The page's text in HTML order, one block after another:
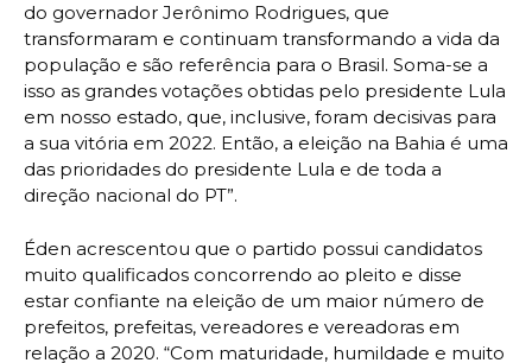
do governador Jerônimo Rodrigues, que
transformaram e continuam transformando a vida da
população e são referência para o Brasil. Soma-se a
isso as grandes votações obtidas pelo presidente Lula
em nosso estado, que, inclusive, foram decisivas para
a sua vitória em 2022. Então, a eleição na Bahia é uma
das prioridades do presidente Lula e de toda a
direção nacional do PT”.
Éden acrescentou que o partido possui candidatos
muito qualificados concorrendo ao pleito e disse
estar confiante na eleição de um maior número de
prefeitos, prefeitas, vereadores e vereadoras em
relação a 2020. “Com maturidade, humildade e muito